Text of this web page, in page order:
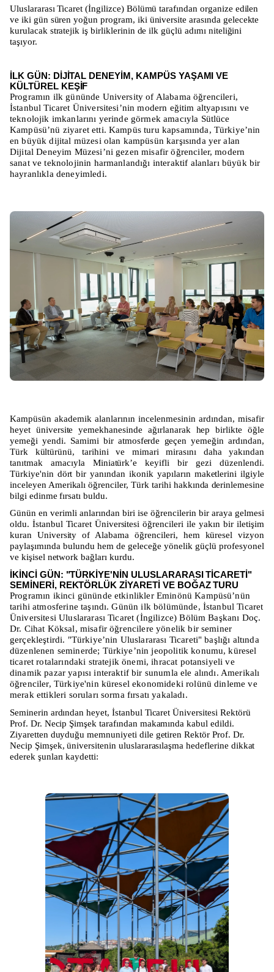
Uluslararası Ticaret (İngilizce) Bölümü tarafından organize edilen
ve iki gün süren yoğun program, iki üniversite arasında gelecekte
kurulacak stratejik iş birliklerinin de ilk güçlü adımı niteliğini
taşıyor.
İLK GÜN: DİJİTAL DENEYİM, KAMPÜS YAŞAMI VE
KÜLTÜREL KEŞİF
Programın ilk gününde University of Alabama öğrencileri,
İstanbul Ticaret Üniversitesi’nin modern eğitim altyapısını ve
teknolojik imkanlarını yerinde görmek amacıyla Sütlüce
Kampüsü’nü ziyaret etti. Kampüs turu kapsamında, Türkiye’nin
en büyük dijital müzesi olan kampüsün karşısında yer alan
Dijital Deneyim Müzesi’ni gezen misafir öğrenciler, modern
sanat ve teknolojinin harmanlandığı interaktif alanları büyük bir
hayranlıkla deneyimledi.
Kampüsün akademik alanlarının incelenmesinin ardından, misafir
heyet üniversite yemekhanesinde ağırlanarak hep birlikte öğle
yemeği yendi. Samimi bir atmosferde geçen yemeğin ardından,
Türk kültürünü, tarihini ve mimari mirasını daha yakından
tanıtmak amacıyla Miniatürk’e keyifli bir gezi düzenlendi.
Türkiye'nin dört bir yanından ikonik yapıların maketlerini ilgiyle
inceleyen Amerikalı öğrenciler, Türk tarihi hakkında derinlemesine
bilgi edinme fırsatı buldu.
Günün en verimli anlarından biri ise öğrencilerin bir araya gelmesi
oldu. İstanbul Ticaret Üniversitesi öğrencileri ile yakın bir iletişim
kuran University of Alabama öğrencileri, hem küresel vizyon
paylaşımında bulundu hem de geleceğe yönelik güçlü profesyonel
ve kişisel network bağları kurdu.
İKİNCİ GÜN: "TÜRKİYE'NİN ULUSLARARASI TİCARETİ"
SEMİNERİ, REKTÖRLÜK ZİYARETİ VE BOĞAZ TURU
Programın ikinci gününde etkinlikler Eminönü Kampüsü’nün
tarihi atmosferine taşındı. Günün ilk bölümünde, İstanbul Ticaret
Üniversitesi Uluslararası Ticaret (İngilizce) Bölüm Başkanı Doç.
Dr. Cihat Köksal, misafir öğrencilere yönelik bir seminer
gerçekleştirdi. "Türkiye’nin Uluslararası Ticareti" başlığı altında
düzenlenen seminerde; Türkiye’nin jeopolitik konumu, küresel
ticaret rotalarındaki stratejik önemi, ihracat potansiyeli ve
dinamik pazar yapısı interaktif bir sunumla ele alındı. Amerikalı
öğrenciler, Türkiye'nin küresel ekonomideki rolünü dinleme ve
merak ettikleri soruları sorma fırsatı yakaladı.
Seminerin ardından heyet, İstanbul Ticaret Üniversitesi Rektörü
Prof. Dr. Necip Şimşek tarafından makamında kabul edildi.
Ziyaretten duyduğu memnuniyeti dile getiren Rektör Prof. Dr.
Necip Şimşek, üniversitenin uluslararasılaşma hedeflerine dikkat
ederek şunları kaydetti: